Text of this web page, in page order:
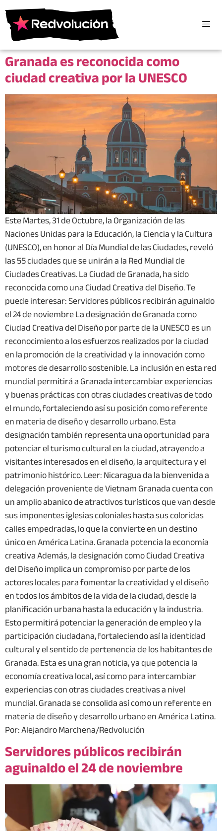
Granada es reconocida como
ciudad creativa por la UNESCO
Este Martes, 31 de Octubre, la Organización de las
Naciones Unidas para la Educación, la Ciencia y la Cultura
(UNESCO), en honor al Día Mundial de las Ciudades, reveló
las 55 ciudades que se unirán a la Red Mundial de
Ciudades Creativas. La Ciudad de Granada, ha sido
reconocida como una Ciudad Creativa del Diseño. Te
puede interesar: Servidores públicos recibirán aguinaldo
el 24 de noviembre La designación de Granada como
Ciudad Creativa del Diseño por parte de la UNESCO es un
reconocimiento a los esfuerzos realizados por la ciudad
en la promoción de la creatividad y la innovación como
motores de desarrollo sostenible. La inclusión en esta red
mundial permitirá a Granada intercambiar experiencias
y buenas prácticas con otras ciudades creativas de todo
el mundo, fortaleciendo así su posición como referente
en materia de diseño y desarrollo urbano. Esta
designación también representa una oportunidad para
potenciar el turismo cultural en la ciudad, atrayendo a
visitantes interesados en el diseño, la arquitectura y el
patrimonio histórico. Leer: Nicaragua da la bienvenida a
delegación proveniente de Vietnam Granada cuenta con
un amplio abanico de atractivos turísticos que van desde
sus imponentes iglesias coloniales hasta sus coloridas
calles empedradas, lo que la convierte en un destino
único en América Latina. Granada potencia la economía
creativa Además, la designación como Ciudad Creativa
del Diseño implica un compromiso por parte de los
actores locales para fomentar la creatividad y el diseño
en todos los ámbitos de la vida de la ciudad, desde la
planificación urbana hasta la educación y la industria.
Esto permitirá potenciar la generación de empleo y la
participación ciudadana, fortaleciendo así la identidad
cultural y el sentido de pertenencia de los habitantes de
Granada. Esta es una gran noticia, ya que potencia la
economía creativa local, así como para intercambiar
experiencias con otras ciudades creativas a nivel
mundial. Granada se consolida así como un referente en
materia de diseño y desarrollo urbano en América Latina.
Por: Alejandro Marchena/Redvolución
Servidores públicos recibirán
aguinaldo el 24 de noviembre